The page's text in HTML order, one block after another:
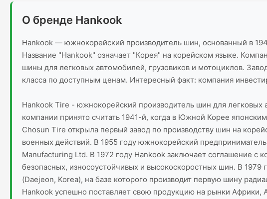
О бренде Hankook
Hankook — южнокорейский производитель шин, основанный в
Название "Hankook" означает "Корея" на корейском языке.
шины для легковых автомобилей, грузовиков и мотоциклов.
класса по доступным ценам. Интересный факт: компания
Hankook Tire - южнокорейский производитель шин для легковых
компании принято считать 1941-й, когда в Южной Корее
Chosun Tire открыла первый завод по производству шин на
военных действий. В 1955 году южнокорейский
Manufacturing Ltd. В 1972 году Hankook заключает соглашение с
безопасных, износоустойчивых и высокоскоростных шин. В
(Daejeon, Korea), на базе которого производит первую шину
Hankook успешно поставляет свою продукцию на рынки Африки,